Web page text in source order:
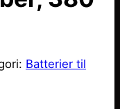
Batterier til